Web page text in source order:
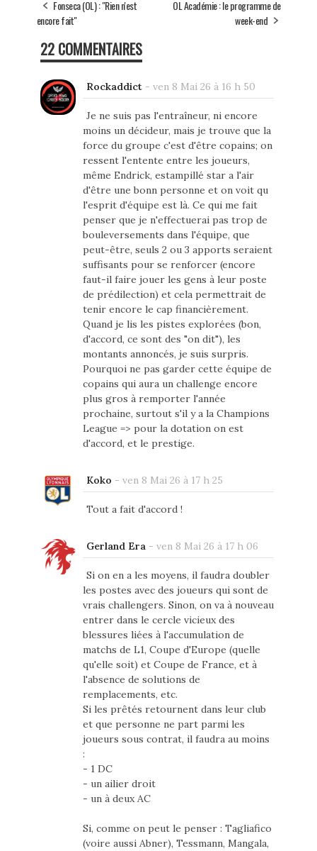
Fonseca (OL) : "Rien n'est
encore fait"
OL Académie : le programme de
week-end
22 COMMENTAIRES
Rockaddict- ven 8 Mai 26 à 16 h 50
Je ne suis pas l'entraîneur, ni encore
moins un décideur, mais je trouve que la
force du groupe c'est d'être copains; on
ressent l'entente entre les joueurs,
même Endrick, estampillé star a l'air
d'être une bonn personne et on voit qu
l'esprit d'équipe est là. Ce qui me fait
penser que je n'effectuerai pas trop de
bouleversements dans l'équipe, que
peut-être, seuls 2 ou 3 apports seraient
suffisants pour se renforcer (encore
faut-il faire jouer les gens à leur poste
de prédilection) et cela permettrait de
tenir encore le cap financièrement.
Quand je lis les pistes explorées (bon,
d'accord, ce sont des "on dit"), les
montants annoncés, je suis surpris.
Pourquoi ne pas garder cette équipe de
copains qui aura un challenge encore
plus gros à remporter l'année
prochaine, surtout s'il y a la Champions
League => pour la dotation on est
d'accord, et le prestige.
Koko - ven 8 Mai 26 à 17 h 25
Tout a fait d'accord !
Gerland Era- ven 8 Mai 26 à 17 h 06
Si on en a les moyens, il faudra doubler
les postes avec des joueurs qui sont de
vrais challengers. Sinon, on va à nouveau
entrer dans le cercle vicieux des
blessures liées à l'accumulation de
matchs de L1, Coupe d'Europe (quelle
qu'elle soit) et Coupe de France, et à
l'absence de solutions de
remplacements, etc.
Si les prêtés retournent dans leur club
et que personne ne part parmi les
joueurs sous contrat, il faudra au moins
:
- 1 DC
- un ailier droit
- un à deux AC
Si, comme on peut le penser : Tagliafico
(voire aussi Abner), Tessmann, Mangala,